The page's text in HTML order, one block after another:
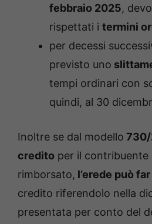
febbraio 2025,
rispettati i termini
per decessi
previsto uno
tempi ordinari con
quindi, al 30
Inoltre se dal modello 730/
credito per il contribuente
rimborsato, l’erede può
credito riferendolo nella
presentata per conto del